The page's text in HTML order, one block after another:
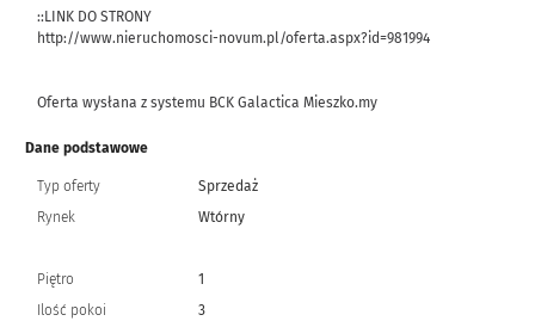
::LINK DO STRONY
http://www.nieruchomosci-novum.pl/oferta.aspx?id=981994
Oferta wysłana z systemu BCK Galactica Mieszko.my
Dane podstawowe
Typ oferty
Sprzedaż
Rynek
Wtórny
Piętro
1
Ilość pokoi
3